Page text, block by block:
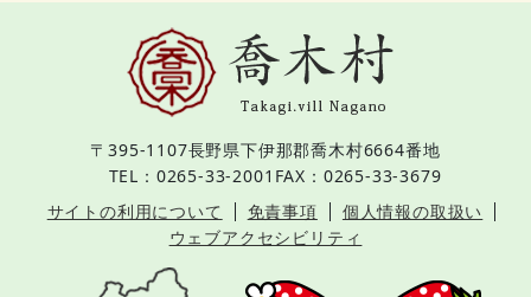
〒395-1107長野県下伊那郡喬木村6664番地
TEL：0265-33-2001 FAX：0265-33-3679
サイトの利用について
免責事項
個人情報の取扱い
ウェブアクセシビリティ